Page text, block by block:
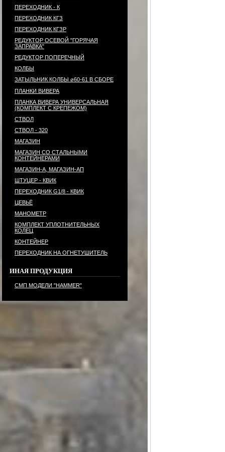
ПЕРЕХОДНИК - К
ПЕРЕХОДНИК КГЗ
ПЕРЕХОДНИК КГЗР
РЕДУКТОР ОСЕВОЙ "ГОРЯЧАЯ
ЗАПРАВКА"
РЕДУКТОР ПОПЕРЕЧНЫЙ
КОЛБЫ
ЗАТЫЛЬНИК КОЛБЫ ⌀60-61 В СБОРЕ
ПЛАНКИ ВИВЕРА
ПЛАНКА ВИВЕРА УНИВЕРСАЛЬНАЯ
(КОМПЛЕКТ С КРЕПЕЖОМ)
СТВОЛ
СТВОЛ - 320
МАГАЗИН
МАГАЗИН СО СТАЛЬНЫМИ
КОНТЕЙНЕРАМИ
МАГАЗИН-А, МАГАЗИН-АП
ШТУЦЕР - КВИК
ПЕРЕХОДНИК G1/8 - КВИК
ЦЕВЬЁ
МАНОМЕТР
КОМПЛЕКТ УПЛОТНИТЕЛЬНЫХ
КОЛЕЦ
КОНТЕЙНЕР
ПЕРЕХОДНИК НА ОГНЕТУШИТЕЛЬ
ИНАЯ ПРОДУКЦИЯ
СМП МОДЕЛИ "HAMMER"